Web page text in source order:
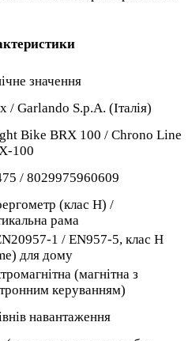
значення
/ Garlando S.p.A. (Італія)
Bike BRX 100 / Chrono Line
100
/ 8029975960609
(клас H) /
рама
1 / EN957-5, клас H
для дому
(магнітна з
керуванням)
навантаження